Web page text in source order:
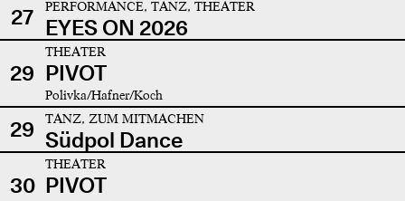
27 PERFORMANCE, TANZ, THEATER
EYES ON 2026
29
THEATER
PIVOT
Polivka/Hafner/Koch
29 TANZ, ZUM MITMACHEN
Südpol Dance
30
THEATER
PIVOT